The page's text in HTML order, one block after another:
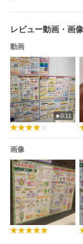
レビュー動画・画像
動画
0:11
画像